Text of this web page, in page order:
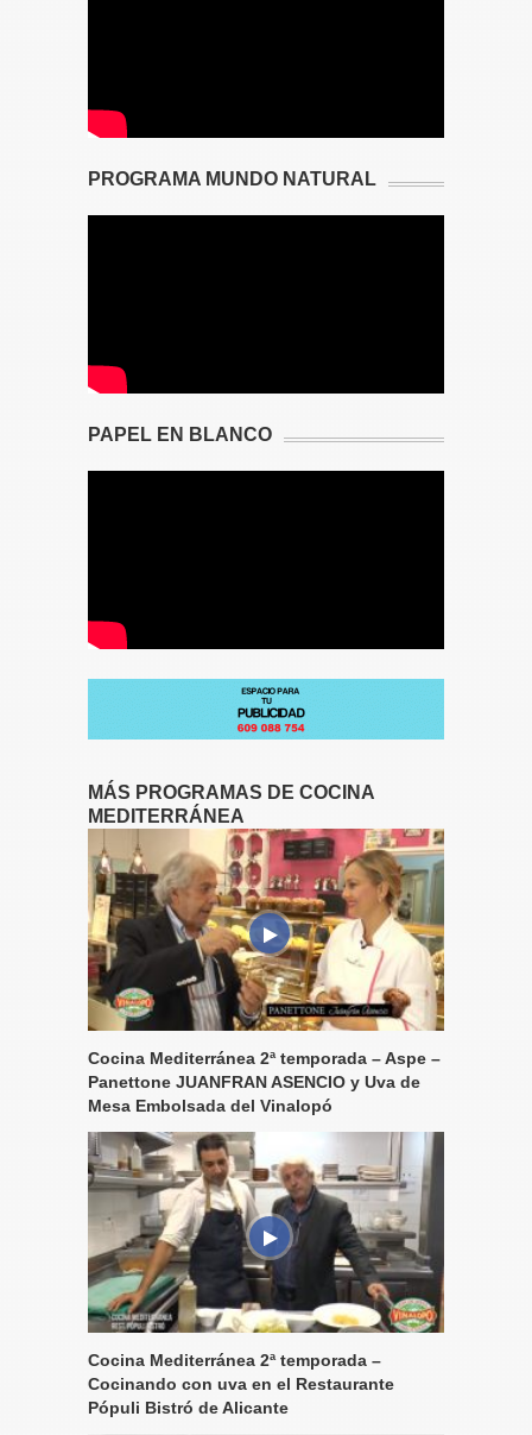
PROGRAMA MUNDO NATURAL
PAPEL EN BLANCO
MÁS PROGRAMAS DE COCINA
MEDITERRÁNEA
Cocina Mediterránea 2ª temporada – Aspe –
Panettone JUANFRAN ASENCIO y Uva de
Mesa Embolsada del Vinalopó
Cocina Mediterránea 2ª temporada –
Cocinando con uva en el Restaurante
Pópuli Bistró de Alicante